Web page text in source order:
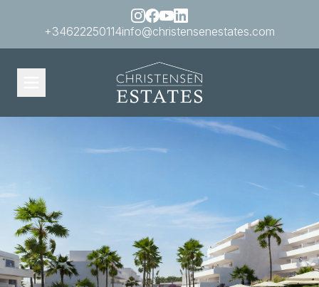
+34622250114info@christensenestates.com